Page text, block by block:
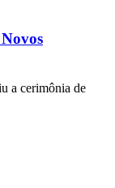
a cerimônia de